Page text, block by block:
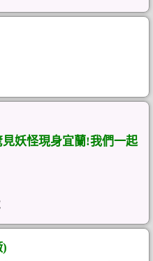
見妖怪現身宜蘭!我們一起
)